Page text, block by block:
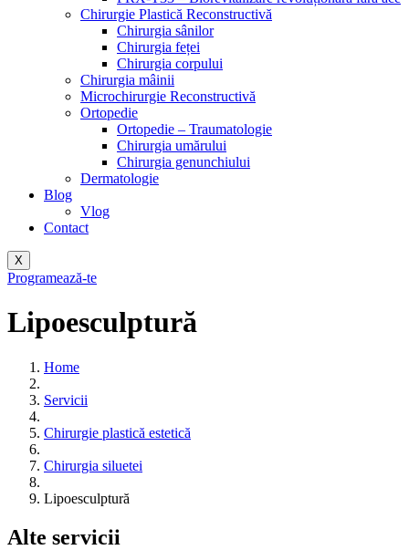
Chirurgie Plastică Reconstructivă
Chirurgia sânilor
Chirurgia feței
Chirurgia corpului
Chirurgia mâinii
Microchirurgie Reconstructivă
Ortopedie
Ortopedie – Traumatologie
Chirurgia umărului
Chirurgia genunchiului
Dermatologie
Blog
Vlog
Contact
X
Programează-te
Lipoesculptură
Home
Servicii
Chirurgie plastică estetică
Chirurgia siluetei
Lipoesculptură
Alte servicii